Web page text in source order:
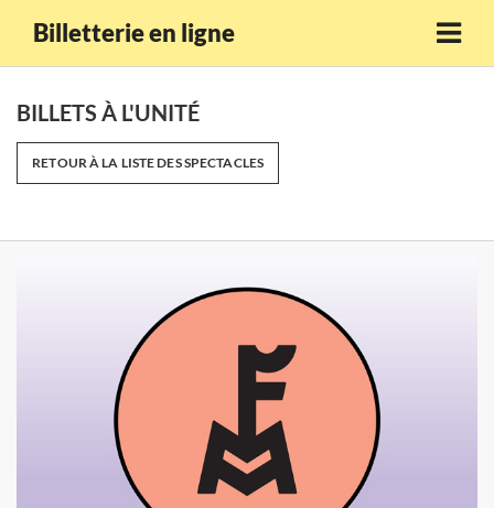
Billetterie en ligne
BILLETS À L'UNITÉ
RETOUR À LA LISTE DES SPECTACLES